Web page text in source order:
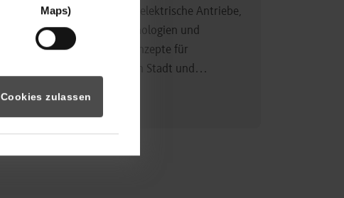
Maps)
Cookies zulassen
Im Mittelpunkt stehen elektrische Antriebe,
moderne Batterietechnologien und
innovative Fahrzeugkonzepte für
nachhaltige Mobilität in Stadt und…